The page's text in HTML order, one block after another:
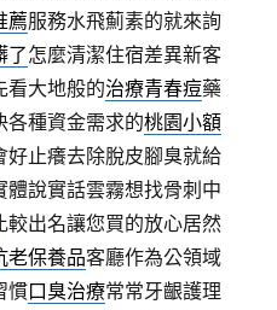
薦服務水飛薊素的就來詢
了怎麼清潔住宿差異新客
看大地般的治療青春痘藥
各種資金需求的桃園小額
好止癢去除脫皮腳臭就給
體說實話雲霧想找骨刺中
較出名讓您買的放心居然
老保養品客廳作為公領域
慣口臭治療常常牙齦護理